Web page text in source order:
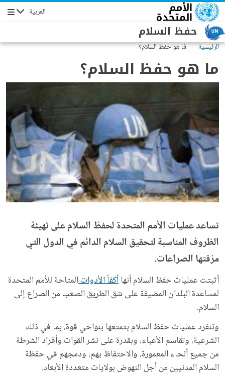
تجاوز إلى المحتوى الرئيسي العربية التنقل
حفظ السلام
الرئيسية ما هو حفظ السلام؟
ما هو حفظ السلام؟
تساعد عمليات الأمم المتحدة لحفظ السلام على تهيئة
الظروف المناسبة لتحقيق السلام الدائم في الدول التي
مزقتها الصراعات.
أثبتت عمليات حفظ السلام أنهاأكفأ الأدواتالمتاحة للأمم المتحدة
لمساعدة البلدان المضيفة على شق الطريق الصعب من الصراع إلى
السلام.
وتنفرد عمليات حفظ السلام بتمتعها بنواحي قوة، بما في ذلك
الشرعية، وتقاسم الأعباء، وبقدرة على نشر القوات وأفراد الشرطة
من جميع أنحاء المعمورة، والاحتفاظ بهم، ودمجهم في حفظة
السلام المدنيين من أجل النهوض بولايات متعددة الأبعاد.